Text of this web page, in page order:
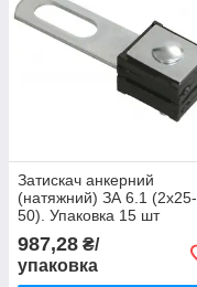
Затискач анкерний
(натяжний) ЗА 6.1 (2x25-
50). Упаковка 15 шт
987,28 ₴/
упаковка